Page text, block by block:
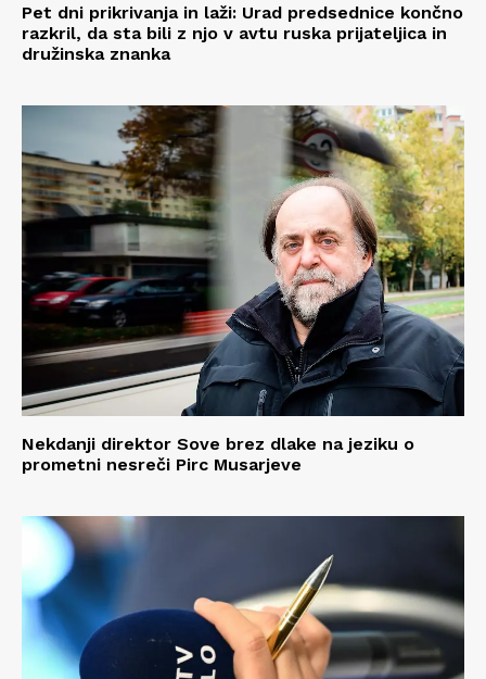
Pet dni prikrivanja in laži: Urad predsednice končno
razkril, da sta bili z njo v avtu ruska prijateljica in
družinska znanka
Nekdanji direktor Sove brez dlake na jeziku o
prometni nesreči Pirc Musarjeve